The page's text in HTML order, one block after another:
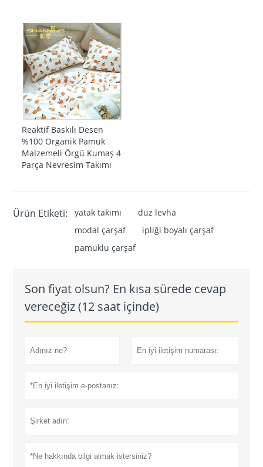
Reaktif Baskılı Desen
%100 Organik Pamuk
Malzemeli Örgü Kumaş 4
Parça Nevresim Takımı
Ürün Etiketi: yatak takımı
düz levha
modal çarşaf
ipliği boyalı çarşaf
pamuklu çarşaf
Son fiyat olsun? En kısa sürede cevap
vereceğiz (12 saat içinde)